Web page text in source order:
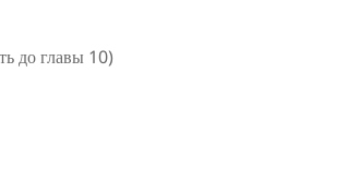
до главы 10)